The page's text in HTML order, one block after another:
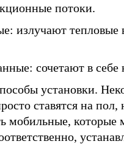
потоки.
излучают
сочетают в себе
установки.
ставятся на пол,
мобильные,